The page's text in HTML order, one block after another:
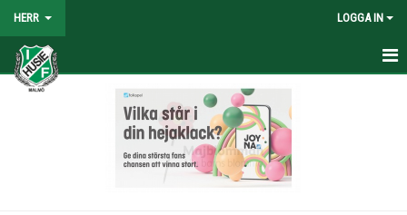
HERR LOGGA IN
HEM